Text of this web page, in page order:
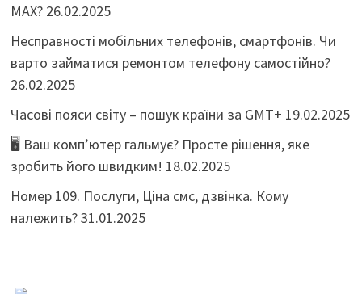
MAX? 26.02.2025
Несправності мобільних телефонів, смартфонів. Чи
варто займатися ремонтом телефону самостійно?
26.02.2025
Часові пояси світу – пошук країни за GMT+ 19.02.2025
🖥️ Ваш комп’ютер гальмує? Просте рішення, яке
зробить його швидким! 18.02.2025
Номер 109. Послуги, Ціна смс, дзвінка. Кому
належить?31.01.2025